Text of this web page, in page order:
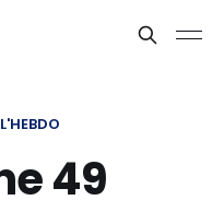
L'HEBDO
49